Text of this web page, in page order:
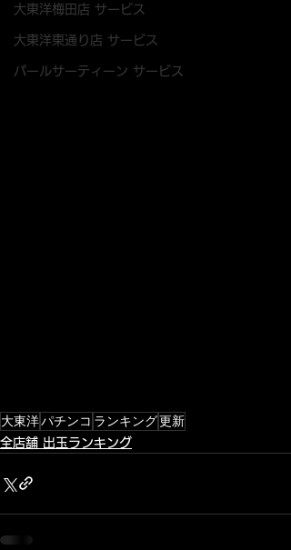
大東洋梅田店 サービス
大東洋東通り店 サービス
パールサーティーン サービス
大東洋パチンコ ランキング更新
全店舗 出玉ランキング